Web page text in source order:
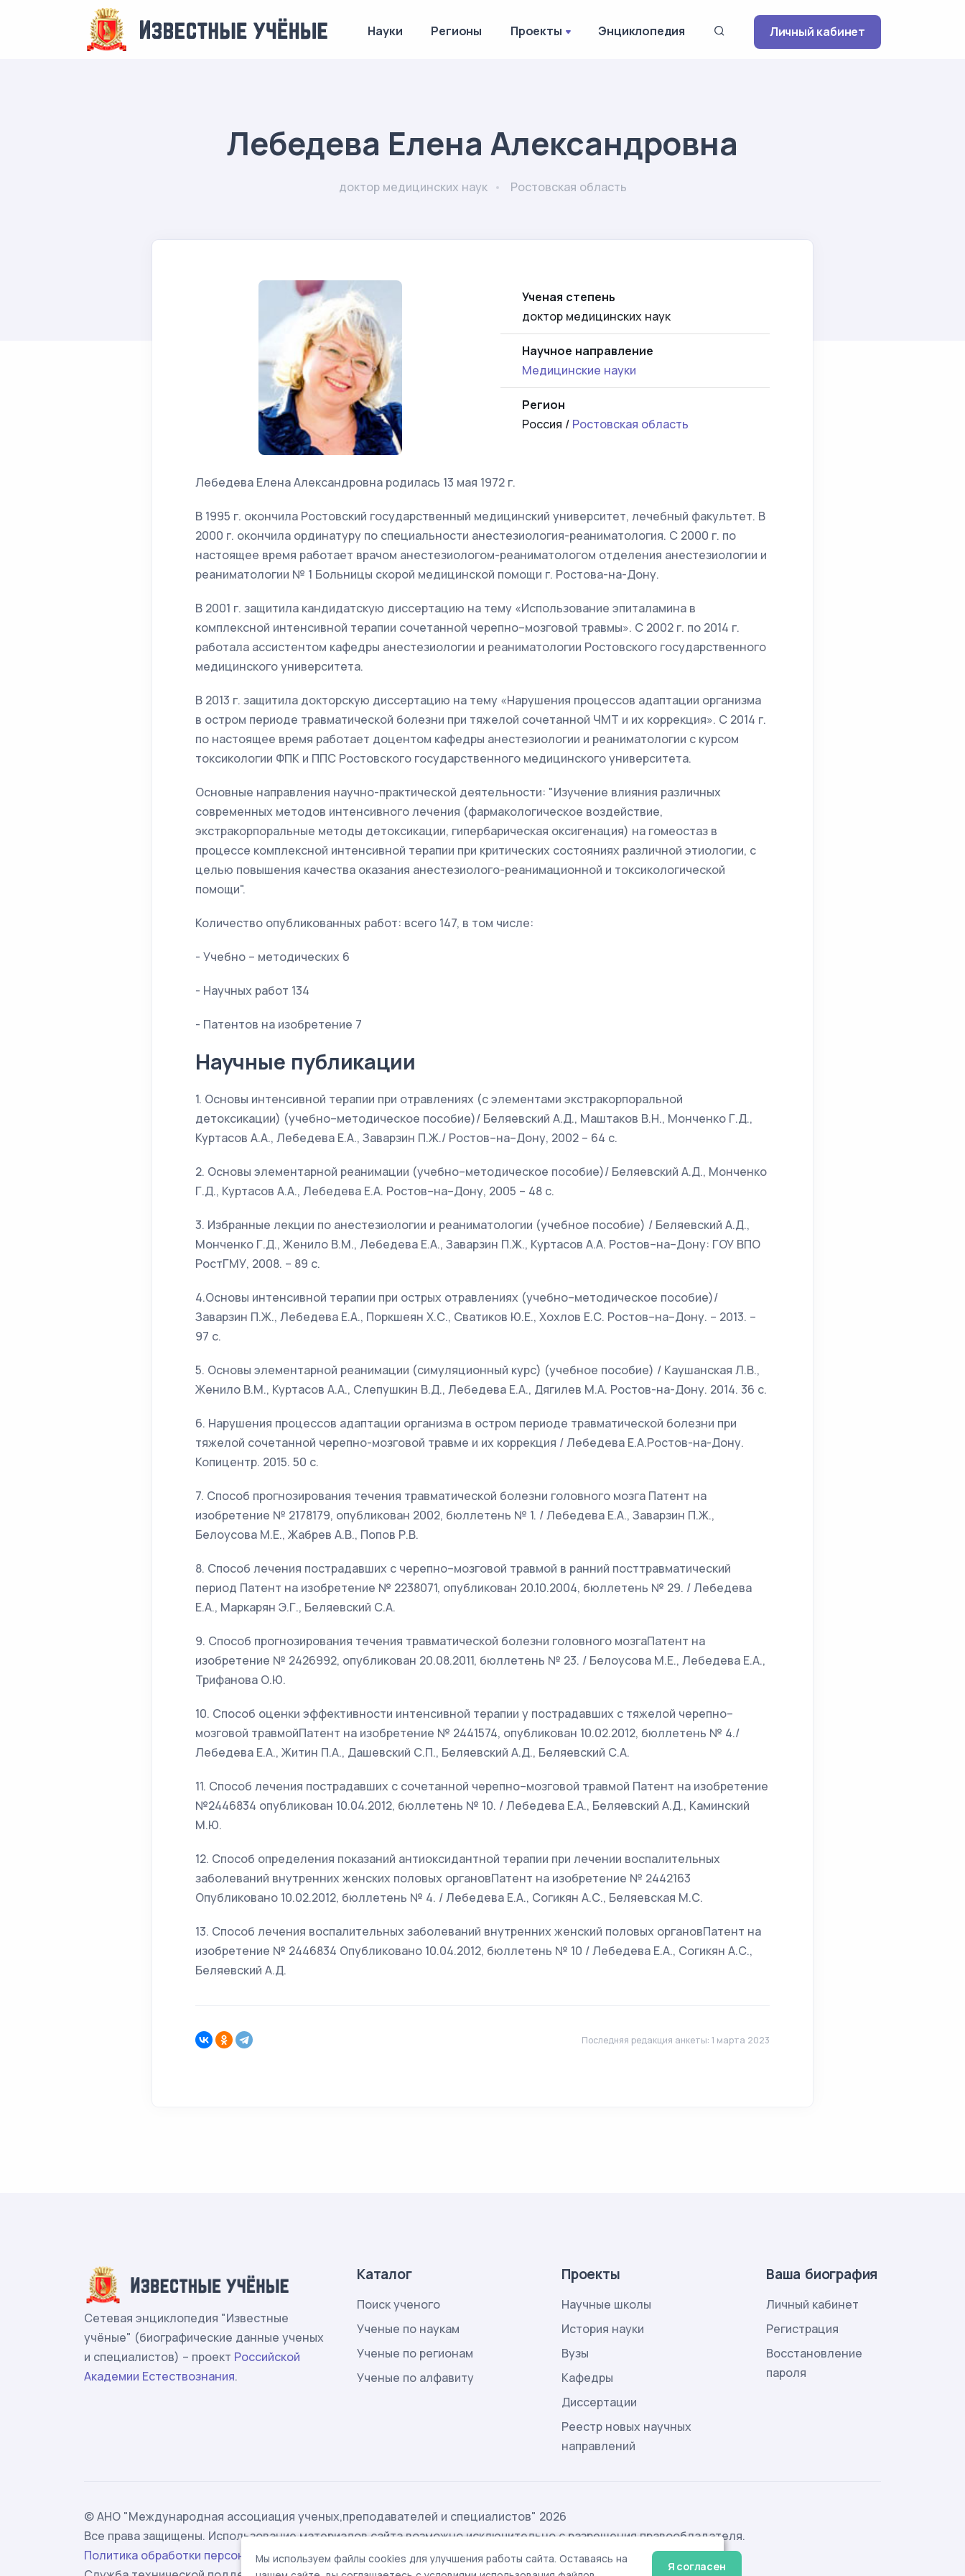
Науки Регионы Проекты Энциклопедия Личный кабинет
Лебедева Елена Александровна
доктор медицинских наук Ростовская область
Ученая степень
доктор медицинских наук
Научное направление
Медицинские науки
Регион
Россия / Ростовская область
Лебедева Елена Александровна родилась 13 мая 1972 г.
В 1995 г. окончила Ростовский государственный медицинский университет, лечебный факультет. В
2000 г. окончила ординатуру по специальности анестезиология-реаниматология. С 2000 г. по
настоящее время работает врачом анестезиологом-реаниматологом отделения анестезиологии и
реаниматологии № 1 Больницы скорой медицинской помощи г. Ростова-на-Дону.
В 2001 г. защитила кандидатскую диссертацию на тему «Использование эпиталамина в
комплексной интенсивной терапии сочетанной черепно–мозговой травмы». С 2002 г. по 2014 г.
работала ассистентом кафедры анестезиологии и реаниматологии Ростовского государственного
медицинского университета.
В 2013 г. защитила докторскую диссертацию на тему «Нарушения процессов адаптации организма
в остром периоде травматической болезни при тяжелой сочетанной ЧМТ и их коррекция». С 2014 г.
по настоящее время работает доцентом кафедры анестезиологии и реаниматологии с курсом
токсикологии ФПК и ППС Ростовского государственного медицинского университета.
Основные направления научно-практической деятельности: "Изучение влияния различных
современных методов интенсивного лечения (фармакологическое воздействие,
экстракорпоральные методы детоксикации, гипербарическая оксигенация) на гомеостаз в
процессе комплексной интенсивной терапии при критических состояниях различной этиологии, с
целью повышения качества оказания анестезиолого-реанимационной и токсикологической
помощи".
Количество опубликованных работ: всего 147, в том числе:
- Учебно – методических 6
- Научных работ 134
- Патентов на изобретение 7
Научные публикации
1. Основы интенсивной терапии при отравлениях (с элементами экстракорпоральной
детоксикации) (учебно–методическое пособие)/ Беляевский А.Д., Маштаков В.Н., Монченко Г.Д.,
Куртасов А.А., Лебедева Е.А., Заварзин П.Ж./ Ростов–на–Дону, 2002 – 64 с.
2. Основы элементарной реанимации (учебно–методическое пособие)/ Беляевский А.Д., Монченко
Г.Д., Куртасов А.А., Лебедева Е.А. Ростов–на–Дону, 2005 – 48 с.
3. Избранные лекции по анестезиологии и реаниматологии (учебное пособие) / Беляевский А.Д.,
Монченко Г.Д., Женило В.М., Лебедева Е.А., Заварзин П.Ж., Куртасов А.А. Ростов–на–Дону: ГОУ ВПО
РостГМУ, 2008. – 89 с.
4.Основы интенсивной терапии при острых отравлениях (учебно–методическое пособие)/
Заварзин П.Ж., Лебедева Е.А., Поркшеян Х.С., Сватиков Ю.Е., Хохлов Е.С. Ростов–на–Дону. – 2013. –
97 с.
5. Основы элементарной реанимации (симуляционный курс) (учебное пособие) / Каушанская Л.В.,
Женило В.М., Куртасов А.А., Слепушкин В.Д., Лебедева Е.А., Дягилев М.А. Ростов-на-Дону. 2014. 36 с.
6. Нарушения процессов адаптации организма в остром периоде травматической болезни при
тяжелой сочетанной черепно-мозговой травме и их коррекция / Лебедева Е.А.Ростов-на-Дону.
Копицентр. 2015. 50 с.
7. Способ прогнозирования течения травматической болезни головного мозга Патент на
изобретение № 2178179, опубликован 2002, бюллетень № 1. / Лебедева Е.А., Заварзин П.Ж.,
Белоусова М.Е., Жабрев А.В., Попов Р.В.
8. Способ лечения пострадавших с черепно–мозговой травмой в ранний посттравматический
период Патент на изобретение № 2238071, опубликован 20.10.2004, бюллетень № 29. / Лебедева
Е.А., Маркарян Э.Г., Беляевский С.А.
9. Способ прогнозирования течения травматической болезни головного мозгаПатент на
изобретение № 2426992, опубликован 20.08.2011, бюллетень № 23. / Белоусова М.Е., Лебедева Е.А.,
Трифанова О.Ю.
10. Способ оценки эффективности интенсивной терапии у пострадавших с тяжелой черепно–
мозговой травмойПатент на изобретение № 2441574, опубликован 10.02.2012, бюллетень № 4./
Лебедева Е.А., Житин П.А., Дашевский С.П., Беляевский А.Д., Беляевский С.А.
11. Способ лечения пострадавших с сочетанной черепно–мозговой травмой Патент на изобретение
№2446834 опубликован 10.04.2012, бюллетень № 10. / Лебедева Е.А., Беляевский А.Д., Каминский
М.Ю.
12. Способ определения показаний антиоксидантной терапии при лечении воспалительных
заболеваний внутренних женских половых органовПатент на изобретение № 2442163
Опубликовано 10.02.2012, бюллетень № 4. / Лебедева Е.А., Согикян А.С., Беляевская М.С.
13. Способ лечения воспалительных заболеваний внутренних женский половых органовПатент на
изобретение № 2446834 Опубликовано 10.04.2012, бюллетень № 10 / Лебедева Е.А., Согикян А.С.,
Беляевский А.Д.
Последняя редакция анкеты: 1 марта 2023
Сетевая энциклопедия "Известные
учёные" (биографические данные ученых
и специалистов) – проект Российской
Академии Естествознания.
Каталог
Поиск ученого
Ученые по наукам
Ученые по регионам
Ученые по алфавиту
Проекты
Научные школы
История науки
Вузы
Кафедры
Диссертации
Реестр новых научных
направлений
Ваша биография
Личный кабинет
Регистрация
Восстановление
пароля
© АНО "Международная ассоциация ученых,преподавателей и специалистов" 2026
Все права защищены. Использование материалов сайта возможно исключительно с разрешения правообладателя.
Политика обработки персональных данныхМы используем файлы cookies для улучшения работы сайта. Оставаясь на
Я согласен